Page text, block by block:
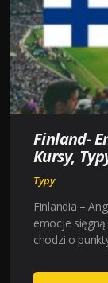
KURSY,
TYPY
–
KTO
BĘDZIE
LEPSZY
Finland-
Kursy,
Typy
Finlandia –
emocje
chodzi o